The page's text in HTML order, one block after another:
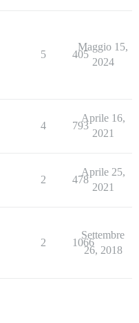
5 405
Maggio 15,
2024
4 793
Aprile 16,
2021
2 478
Aprile 25,
2021
2 1066
Settembre
26, 2018